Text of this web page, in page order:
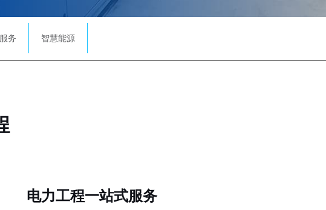
务 智慧能源
电力工程一站式服务